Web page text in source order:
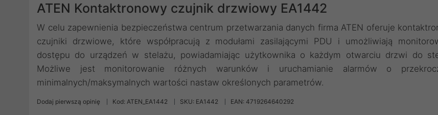
ATEN Kontaktronowy czujnik drzwiowy EA1442
W celu zapewnienia bezpieczeństwa centrum przetwarzania danych firma ATEN oferuje
czujniki drzwiowe, które współpracują z modułami zasilającymi PDU i umożliwiają
dostępu do urządzeń w stelażu, powiadamiając użytkownika o każdym otwarciu drzwi do
Możliwe jest monitorowanie różnych warunków i uruchamianie alarmów o
minimalnych/maksymalnych wartości nastaw określonych parametrów.
Dodaj pierwszą opinię Kod: ATEN_EA1442 SKU: EA1442 EAN: 4719264640292